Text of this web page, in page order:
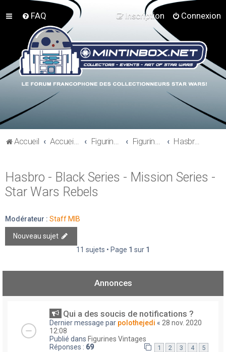
FAQ Connexion
Inscription
Accueil Accueil du forum Figurines 3"3/4, Playsets, Vaisseaux,… Figurines Actuelles Hasbro - Black Series - Mission Series - Star Wars Rebels
Hasbro - Black Series - Mission Series -
Star Wars Rebels
Modérateur : Staff MIB
Nouveau sujet
11 sujets • Page 1 sur 1
Annonces
Qui a des soucis de notifications ?
Dernier message par polothejedi « 28 nov. 2020
12:08
Publié dans Figurines Vintages
Réponses : 69 1 2 3 4 5